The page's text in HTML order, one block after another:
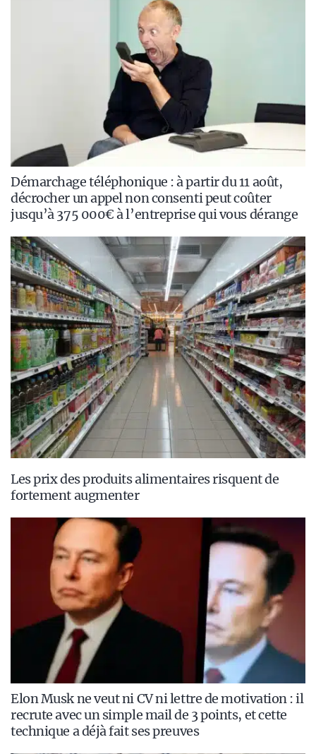
Démarchage téléphonique : à partir du 11 août,
décrocher un appel non consenti peut coûter
jusqu’à 375 000€ à l’entreprise qui vous dérange
Les prix des produits alimentaires risquent de
fortement augmenter
Elon Musk ne veut ni CV ni lettre de motivation : il
recrute avec un simple mail de 3 points, et cette
technique a déjà fait ses preuves